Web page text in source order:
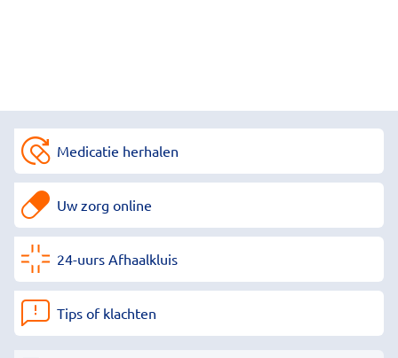
Medicatie herhalen
Uw zorg online
24-uurs Afhaalkluis
Tips of klachten